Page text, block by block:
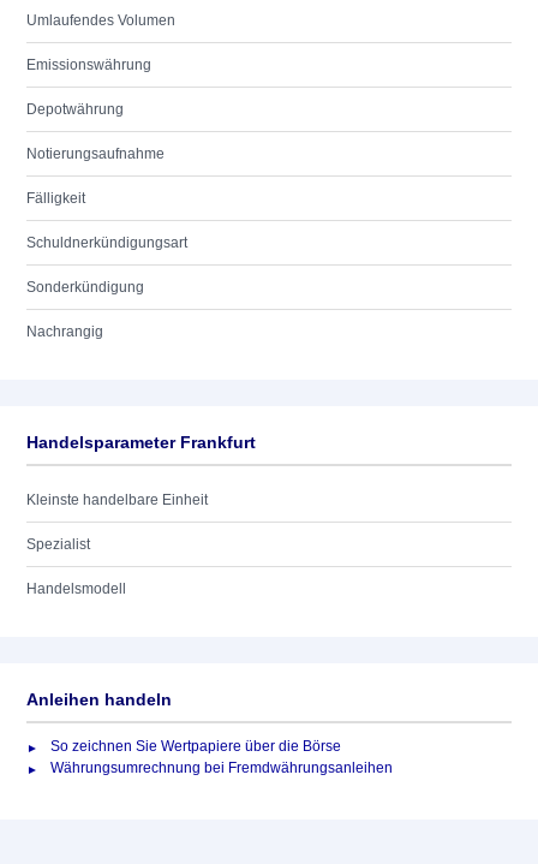
Umlaufendes Volumen
Emissionswährung
Depotwährung
Notierungsaufnahme
Fälligkeit
Schuldnerkündigungsart
Sonderkündigung
Nachrangig
Handelsparameter Frankfurt
Kleinste handelbare Einheit
Spezialist
Handelsmodell
Anleihen handeln
So zeichnen Sie Wertpapiere über die Börse
Währungsumrechnung bei Fremdwährungsanleihen